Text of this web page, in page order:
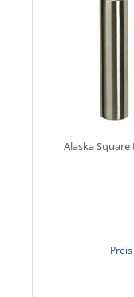
Alaska